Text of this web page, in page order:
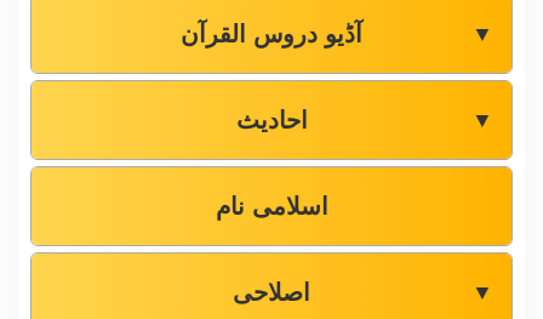
آڈیو دروس القرآن ▼
احادیث ▼
اسلامی نام
اصلاحی ▼